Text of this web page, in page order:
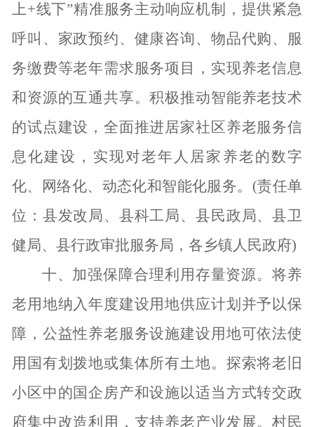
上+线下”精准服务主动响应机制，提供紧急
呼叫、家政预约、健康咨询、物品代购、服
务缴费等老年需求服务项目，实现养老信息
和资源的互通共享。积极推动智能养老技术
的试点建设，全面推进居家社区养老服务信
息化建设，实现对老年人居家养老的数字
化、网络化、动态化和智能化服务。(责任单
位：县发改局、县科工局、县民政局、县卫
健局、县行政审批服务局，各乡镇人民政府)
十、加强保障合理利用存量资源。将养
老用地纳入年度建设用地供应计划并予以保
障，公益性养老服务设施建设用地可依法使
用国有划拨地或集体所有土地。探索将老旧
小区中的国企房产和设施以适当方式转交政
府集中改造利用，支持养老产业发展。村民